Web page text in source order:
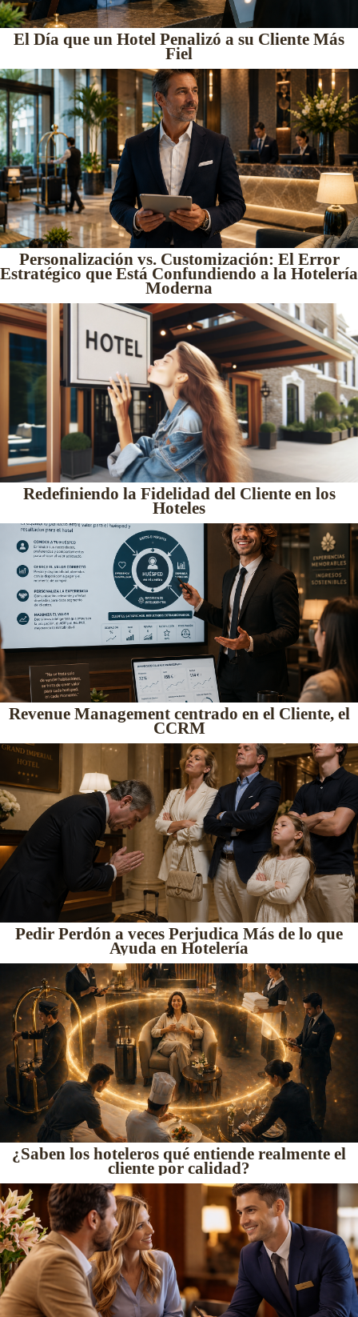
El Día que un Hotel Penalizó a su Cliente Más
Fiel
Personalización vs. Customización: El Error
Estratégico que Está Confundiendo a la Hotelería
Moderna
Redefiniendo la Fidelidad del Cliente en los
Hoteles
Revenue Management centrado en el Cliente, el
CCRM
Pedir Perdón a veces Perjudica Más de lo que
Ayuda en Hotelería
¿Saben los hoteleros qué entiende realmente el
cliente por calidad?